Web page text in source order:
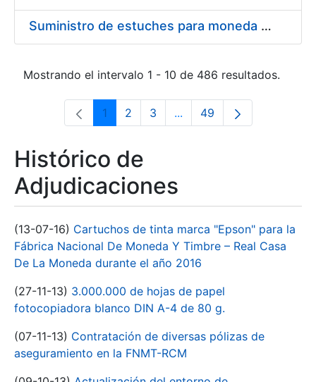
Suministro de estuches para moneda de 30 €
Mostrando el intervalo 1 - 10 de 486 resultados.
Página
1 Página
2 Página
3 ...Páginas intermedias Use
Página
49
Histórico de
Adjudicaciones
(13-07-16) Cartuchos de tinta marca "Epson" para la
Fábrica Nacional De Moneda Y Timbre – Real Casa
De La Moneda durante el año 2016
(27-11-13) 3.000.000 de hojas de papel
fotocopiadora blanco DIN A-4 de 80 g.
(07-11-13) Contratación de diversas pólizas de
aseguramiento en la FNMT-RCM